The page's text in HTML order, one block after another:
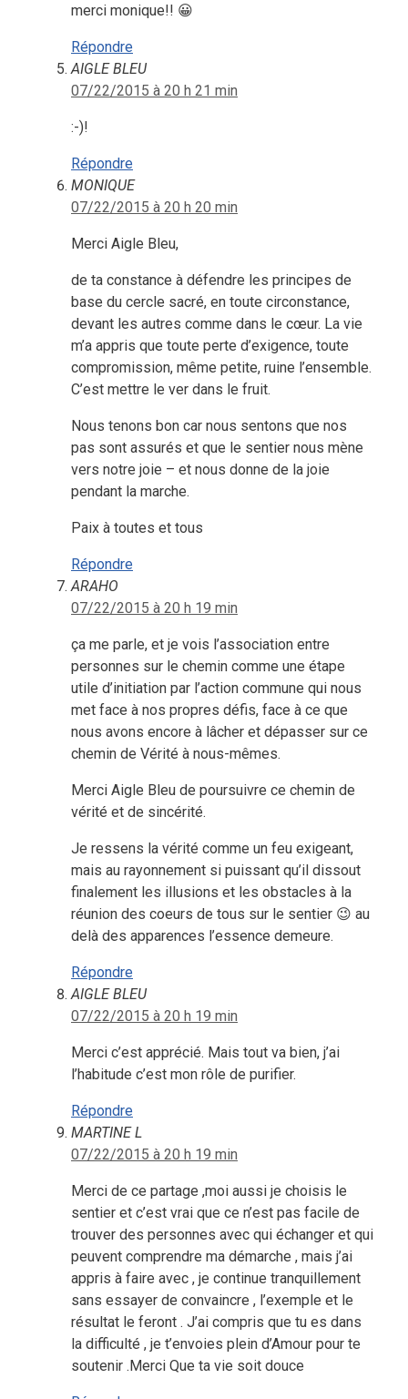
merci monique!! 😀
Répondre
AIGLE BLEU
07/22/2015 à 20 h 21 min
:-)!
Répondre
MONIQUE
07/22/2015 à 20 h 20 min
Merci Aigle Bleu,
de ta constance à défendre les principes de
base du cercle sacré, en toute circonstance,
devant les autres comme dans le cœur. La vie
m’a appris que toute perte d’exigence, toute
compromission, même petite, ruine l’ensemble.
C’est mettre le ver dans le fruit.
Nous tenons bon car nous sentons que nos
pas sont assurés et que le sentier nous mène
vers notre joie – et nous donne de la joie
pendant la marche.
Paix à toutes et tous
Répondre
ARAHO
07/22/2015 à 20 h 19 min
ça me parle, et je vois l’association entre
personnes sur le chemin comme une étape
utile d’initiation par l’action commune qui nous
met face à nos propres défis, face à ce que
nous avons encore à lâcher et dépasser sur ce
chemin de Vérité à nous-mêmes.
Merci Aigle Bleu de poursuivre ce chemin de
vérité et de sincérité.
Je ressens la vérité comme un feu exigeant,
mais au rayonnement si puissant qu’il dissout
finalement les illusions et les obstacles à la
réunion des coeurs de tous sur le sentier 😉 au
delà des apparences l’essence demeure.
Répondre
AIGLE BLEU
07/22/2015 à 20 h 19 min
Merci c’est apprécié. Mais tout va bien, j’ai
l’habitude c’est mon rôle de purifier.
Répondre
MARTINE L
07/22/2015 à 20 h 19 min
Merci de ce partage ,moi aussi je choisis le
sentier et c’est vrai que ce n’est pas facile de
trouver des personnes avec qui échanger et qui
peuvent comprendre ma démarche , mais j’ai
appris à faire avec , je continue tranquillement
sans essayer de convaincre , l’exemple et le
résultat le feront . J’ai compris que tu es dans
la difficulté , je t’envoies plein d’Amour pour te
soutenir .Merci Que ta vie soit douce